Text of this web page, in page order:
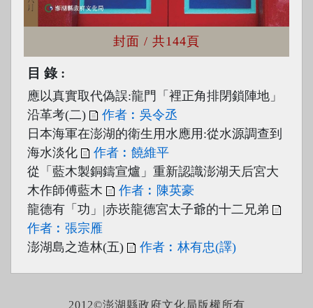
封面 / 共144頁
目錄
應以真實取代偽誤:龍門「裡正角排閉鎖陣地」
沿革考(二)
作者︰吳令丞
日本海軍在澎湖的衛生用水應用:從水源調查到
海水淡化
作者︰饒維平
從「藍木製銅鑄宣爐」重新認識澎湖天后宮大
木作師傅藍木
作者︰陳英豪
龍德有「功」|赤崁龍德宮太子爺的十二兄弟
作者︰張宗雁
澎湖島之造林(五)
作者︰林有忠(譯)
2012©澎湖縣政府文化局版權所有